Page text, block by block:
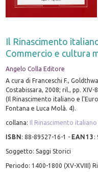
Il Rinascimento
Commercio e cultura
Angelo Colla Editore
A cura di Franceschi F.,
Costabissara, 2008; ril., pp.
(Il Rinascimento italiano e
Fontana e Luca Molà. 4).
collana: Il Rinascimento italiano
ISBN:88-89527-16-1 - EAN13 :
Soggetto: Saggi Storici
Periodo: 1400-1800 (XV-XVIII)